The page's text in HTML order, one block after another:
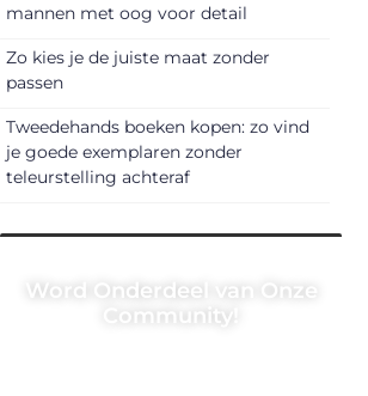
mannen met oog voor detail
Zo kies je de juiste maat zonder
passen
Tweedehands boeken kopen: zo vind
je goede exemplaren zonder
teleurstelling achteraf
Word Onderdeel van Onze
Community!